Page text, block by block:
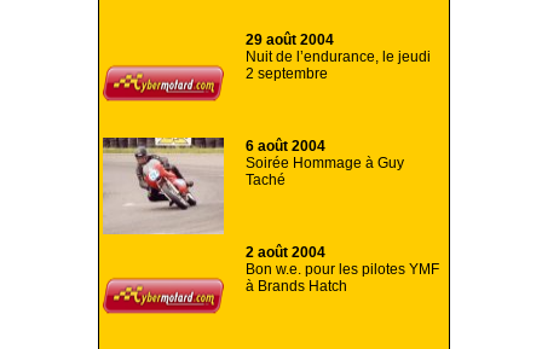
29 août 2004
Nuit de l’endurance, le jeudi
2 septembre
6 août 2004
Soirée Hommage à Guy
Taché
2 août 2004
Bon w.e. pour les pilotes YMF
à Brands Hatch